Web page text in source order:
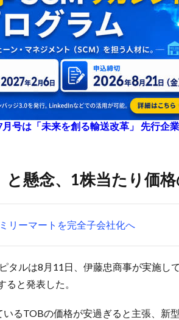
月号は「未来を創る輸送改革」 先行企
」と懸念、1株当たり価
リーマートを完全子会社化へ
タルは8月11日、伊藤忠商事が実施し
と発表した。
るTOBの価格が安過ぎると主張、新